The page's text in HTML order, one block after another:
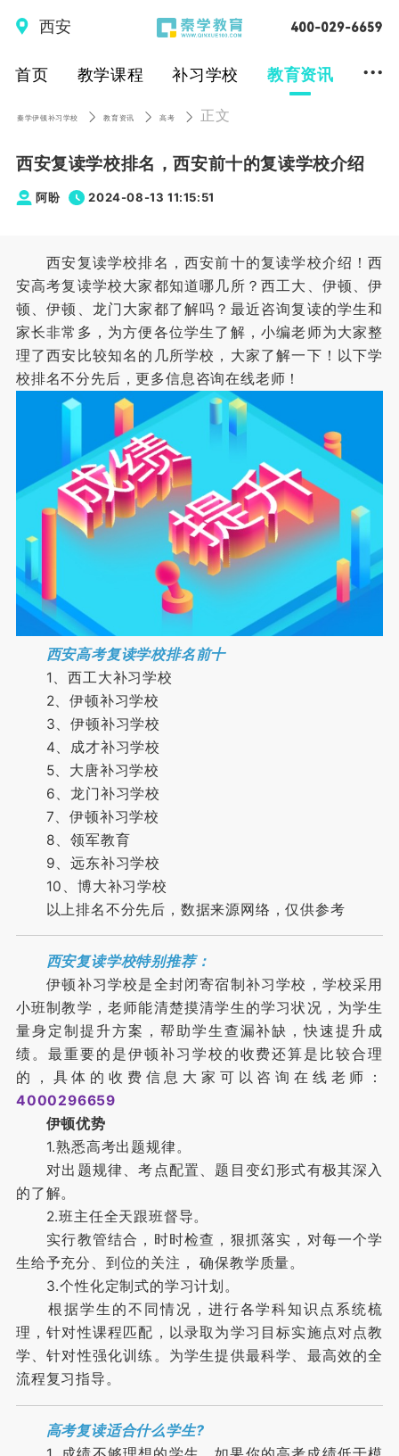
西安
首页 教学课程 补习学校 教育资讯 ...
秦学伊顿补习学校 教育资讯 高考 正文
西安复读学校排名，西安前十的复读学校介绍
阿盼 2024-08-13 11:15:51
西安复读学校排名，西安前十的复读学校介绍！西
安高考复读学校大家都知道哪几所？西工大、伊顿、伊
顿、伊顿、龙门大家都了解吗？最近咨询复读的学生和
家长非常多，为方便各位学生了解，小编老师为大家整
理了西安比较知名的几所学校，大家了解一下！以下学
校排名不分先后，更多信息咨询在线老师！
西安高考复读学校排名前十
1、西工大补习学校
2、伊顿补习学校
3、伊顿补习学校
4、成才补习学校
5、大唐补习学校
6、龙门补习学校
7、伊顿补习学校
8、领军教育
9、远东补习学校
10、博大补习学校
以上排名不分先后，数据来源网络，仅供参考
西安复读学校特别推荐：
伊顿补习学校是全封闭寄宿制补习学校，学校采用
小班制教学，老师能清楚摸清学生的学习状况，为学生
量身定制提升方案，帮助学生查漏补缺，快速提升成
绩。最重要的是伊顿补习学校的收费还算是比较合理
的，具体的收费信息大家可以咨询在线老师：
4000296659
伊顿优势
1.熟悉高考出题规律。
对出题规律、考点配置、题目变幻形式有极其深入
的了解。
2.班主任全天跟班督导。
实行教管结合，时时检查，狠抓落实，对每一个学
生给予充分、到位的关注， 确保教学质量。
3.个性化定制式的学习计划。
根据学生的不同情况，进行各学科知识点系统梳
理，针对性课程匹配，以录取为学习目标实施点对点教
学、针对性强化训练。为学生提供最科学、最高效的全
流程复习指导。
高考复读适合什么学生?